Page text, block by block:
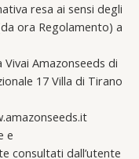
resa ai sensi degli
ora Regolamento) a
Amazonseeds di
17 Villa di Tirano
e
consultati dall’utente